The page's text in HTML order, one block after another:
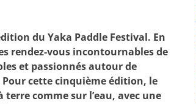
du Yaka Paddle Festival. En
rendez-vous incontournables de
et passionnés autour de
cette cinquième édition, le
comme sur l’eau, avec une